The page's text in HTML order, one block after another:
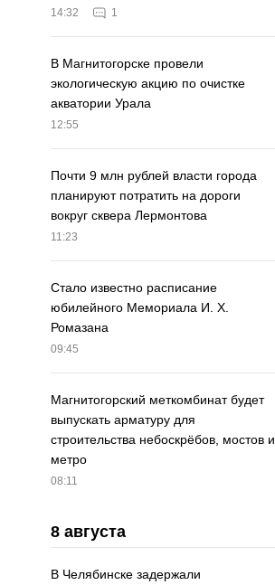
14:32 1
В Магнитогорске провели
экологическую акцию по очистке
акватории Урала
12:55
Почти 9 млн рублей власти города
планируют потратить на дороги
вокруг сквера Лермонтова
11:23
Стало известно расписание
юбилейного Мемориала И. Х.
Ромазана
09:45
Магнитогорский меткомбинат будет
выпускать арматуру для
строительства небоскрёбов, мостов и
метро
08:11
8 августа
В Челябинске задержали